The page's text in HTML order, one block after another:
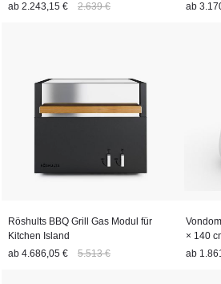
ab 2.243,15 € 2.639 €
ab
Röshults BBQ Grill Gas Modul für
Kitchen Island
ab 4.686,05 € 5.513 €
× 140
ab